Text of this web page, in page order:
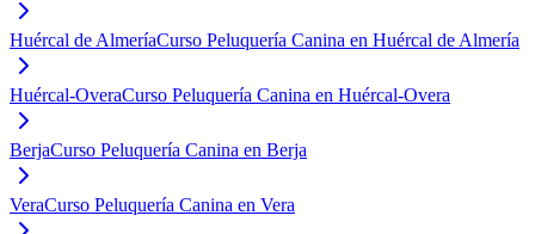
Huércal de AlmeríaCurso Peluquería Canina en Huércal de Almería
Huércal-OveraCurso Peluquería Canina en Huércal-Overa
BerjaCurso Peluquería Canina en Berja
VeraCurso Peluquería Canina en Vera